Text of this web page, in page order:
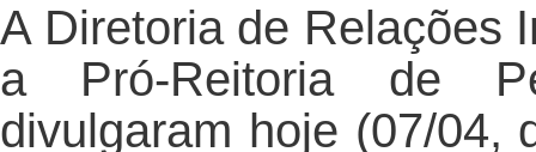
A Diretoria de Relações
a Pró-Reitoria de
divulgaram hoje (07/04,